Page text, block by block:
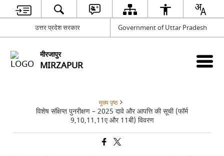
उत्तर प्रदेश सरकार Government of Uttar Pradesh
मीरजापुर
MIRZAPUR
मुख्य पृष्ठ
विशेष संक्षिप्त पुनरीक्षण – 2025 दावे और आपत्ति की सूची (फॉर्म
9,10,11,11ए और 11बी) विवरण